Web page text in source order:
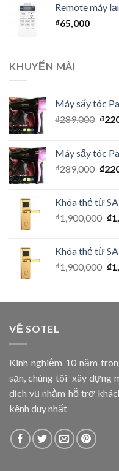
Remote máy
₫65,000
KHUYẾN MÃI
Máy sấy tóc
₫289,000 ₫
Máy sấy tóc
₫289,000 ₫
Khóa thẻ từ
₫1,900,000 ₫
Khóa thẻ từ
₫1,900,000 ₫
VỀ SOTEL
Kinh nghiệm 10 năm
sạn, chúng tôi xây dựng
dịch vụ nhằm hỗ trợ
kênh duy nhất